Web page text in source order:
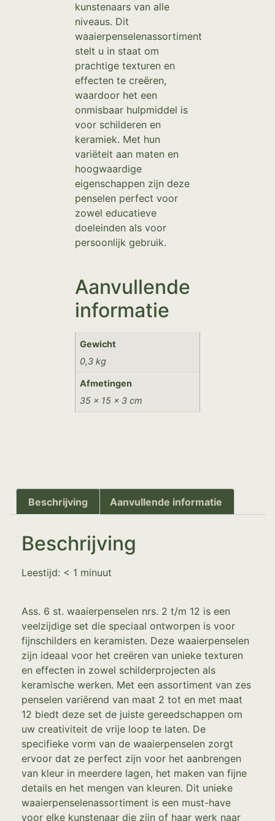
kunstenaars van alle
niveaus. Dit
waaierpenselenassortiment
stelt u in staat om
prachtige texturen en
effecten te creëren,
waardoor het een
onmisbaar hulpmiddel is
voor schilderen en
keramiek. Met hun
variëteit aan maten en
hoogwaardige
eigenschappen zijn deze
penselen perfect voor
zowel educatieve
doeleinden als voor
persoonlijk gebruik.
Aanvullende
informatie
Gewicht
0,3 kg
Afmetingen
35 × 15 × 3 cm
Beschrijving Aanvullende informatie
Beschrijving
Leestijd: < 1 minuut
Ass. 6 st. waaierpenselen nrs. 2 t/m 12 is een
veelzijdige set die speciaal ontworpen is voor
fijnschilders en keramisten. Deze waaierpenselen
zijn ideaal voor het creëren van unieke texturen
en effecten in zowel schilderprojecten als
keramische werken. Met een assortiment van zes
penselen variërend van maat 2 tot en met maat
12 biedt deze set de juiste gereedschappen om
uw creativiteit de vrije loop te laten. De
specifieke vorm van de waaierpenselen zorgt
ervoor dat ze perfect zijn voor het aanbrengen
van kleur in meerdere lagen, het maken van fijne
details en het mengen van kleuren. Dit unieke
waaierpenselenassortiment is een must-have
voor elke kunstenaar die zijn of haar werk naar